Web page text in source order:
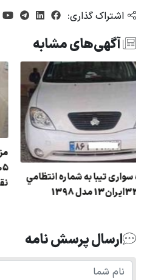
اشتراک گذاری:
آگهی‌های مشابه
مزایده سواری تيبا به شماره انتظامي
62و336ايران13 مدل 1398
ارسال پرسش نامه